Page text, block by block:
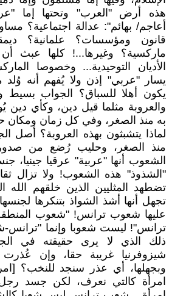
هذه أرض "العرب" وتحتها إما
أعاجم/ بهائم": عدالة اجتماعية؟
قانون ومؤسسات؟ علمانية؟
ماركسية؟ وغيرها...! كلها عبث
الأديان التوحيدية... وخصوصا
يسار "عربي" إذن ولا يُفهم أنه وُلد
يكون أهلا للسباق؟ الجواب بسيط
والعروبة مثلما قيل دين، وكأي
به منذ الصغر، وفي كل زمان ومكان
لماذا يتشبثون بهذه العروبة؟ أصل
منذ الصغر، وحليب رُضع من صدور
الشعوب أنها "عربية" عرقيا جينيا،
"الشذوذ" هذه الشعوب! ولا تزال
تضطهد المثليين الذين خلقهم الله
تجهل أنها أشذ الشواذ بتنكرها
عليها شعوب ترانس! "شعوب
ترانس"! ليست شعوبا وإنما
ذلك الذي لا يرى حقيقته في
شيزوفرنيا غريبة حقا، وإن عُذرت
وبجهلها، أي عذر سنجد للنخب؟
امرأة كالتي نعرف، لكن جسد